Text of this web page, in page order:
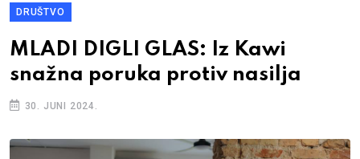
DRUŠTVO
MLADI DIGLI GLAS: Iz Kawi
snažna poruka protiv nasilja
30. JUNI 2024.